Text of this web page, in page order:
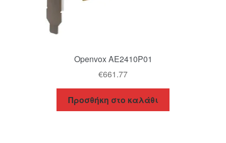
Openvox AE2410P01
€661.77
Προσθήκη στο καλάθι